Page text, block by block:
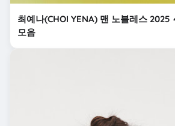
최예나(CHOI YENA) 맨 노블레스 2025
모음